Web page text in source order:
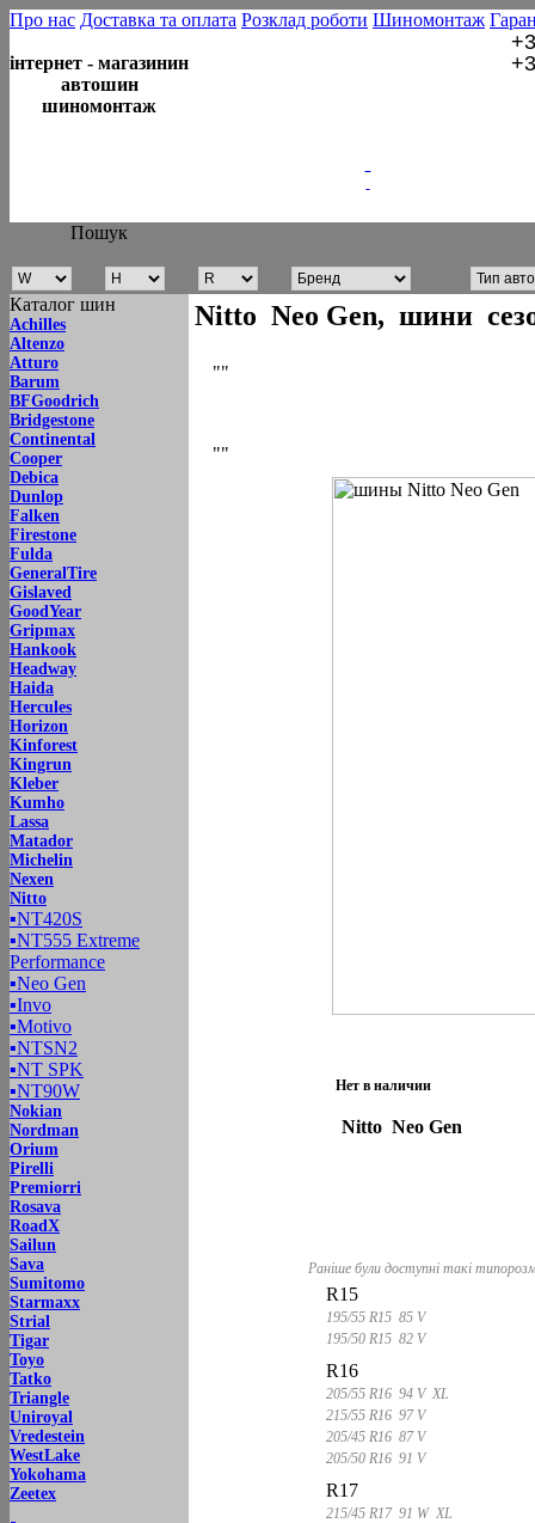
Про нас Доставка та оплата Розклад роботи Шиномонтаж
інтернет - магазинин
автошин
шиномонтаж
Пошук
Каталог шин
Achilles
Altenzo
Atturo
Barum
BFGoodrich
Bridgestone
Continental
Cooper
Debica
Dunlop
Falken
Firestone
Fulda
GeneralTire
Gislaved
GoodYear
Gripmax
Hankook
Headway
Haida
Hercules
Horizon
Kinforest
Kingrun
Kleber
Kumho
Lassa
Matador
Michelin
Nexen
Nitto
▪NT420S
▪NT555 Extreme
Performance
▪Neo Gen
▪Invo
▪Motivo
▪NTSN2
▪NT SPK
▪NT90W
Nokian
Nordman
Orium
Pirelli
Premiorri
Rosava
RoadX
Sailun
Sava
Sumitomo
Starmaxx
Strial
Tigar
Toyo
Tatko
Triangle
Uniroyal
Vredestein
WestLake
Yokohama
Zeetex
Nitto Neo Gen, шини
""
""
Нет в наличии
Nitto Neo Gen
Раніше були доступні такі
R15
195/55 R15 85 V
195/50 R15 82 V
R16
205/55 R16 94 V XL
215/55 R16 97 V
205/45 R16 87 V
205/50 R16 91 V
R17
215/45 R17 91 W XL